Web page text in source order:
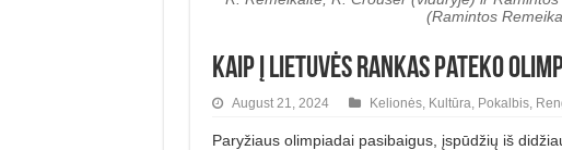
(Ramintos
Kaip į lietuvės rankas pateko
August 21, 2024 Kelionės, Kultūra Pokalbis,
Paryžiaus olimpiadai pasibaigus, įspūdžių iš